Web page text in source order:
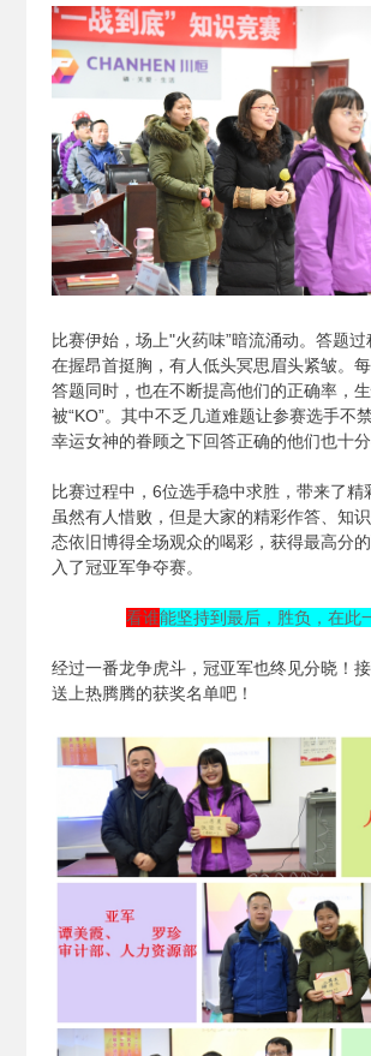
比赛伊始，场上"火药味”暗流涌动。答题
在握昂首挺胸，有人低头冥思眉头紧皱。
答题同时，也在不断提高他们的正确率，
被“KO”。其中不乏几道难题让参赛选手不
幸运女神的眷顾之下回答正确的他们也十分
比赛过程中，6位选手稳中求胜，带来了精
虽然有人惜败，但是大家的精彩作答、知
态依旧博得全场观众的喝彩，获得最高分
入了冠亚军争夺赛。
看谁能坚持到最后，胜负，在此
经过一番龙争虎斗，冠亚军也终见分晓！
送上热腾腾的获奖名单吧！